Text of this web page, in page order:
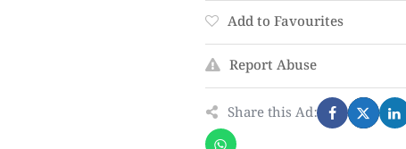
Add to Favourites
Report Abuse
Share this Ad: